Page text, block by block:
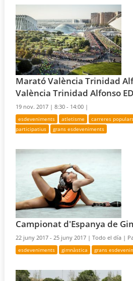
Marató València Trinidad
València Trinidad Alfonso
19 nov. 2017 |8:30 - 14:00 |
esdeveniments atletisme carreres
participatius
grans esdeveniments
Campionat d'Espanya de
22 juny 2017 - 25 juny 2017 |Todo el día |
esdeveniments gimnàstica grans